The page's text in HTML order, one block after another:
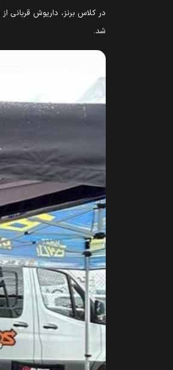
در کلاس برنز، داریوش
شد.